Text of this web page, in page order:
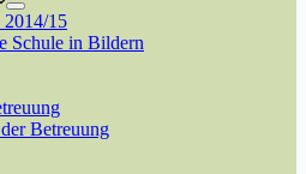
15
Schule in Bildern
Betreuung